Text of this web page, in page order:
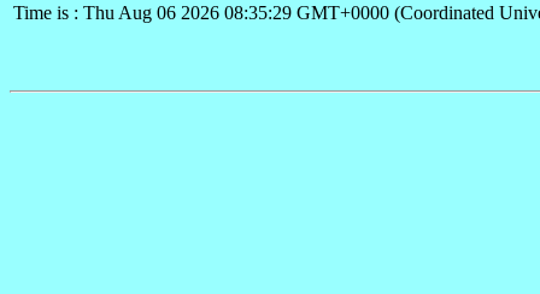
Time is : Thu Aug 06 2026 08:35:29 GMT+0000 (Coordinated